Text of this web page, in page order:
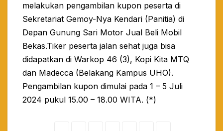
melakukan pengambilan kupon peserta di
Sekretariat Gemoy-Nya Kendari (Panitia) di
Depan Gunung Sari Motor Jual Beli Mobil
Bekas.Tiker peserta jalan sehat juga bisa
didapatkan di Warkop 46 (3), Kopi Kita MTQ
dan Madecca (Belakang Kampus UHO).
Pengambilan kupon dimulai pada 1 – 5 Juli
2024 pukul 15.00 – 18.00 WITA. (*)